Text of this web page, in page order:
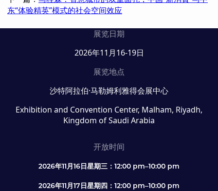
东“体验精英”模式的社会空间效应
展览日期
2026年11月16-19日
展览地点
沙特阿拉伯·马勒姆利雅得会展中心
Exhibition and Convention Center, Malham, Riyadh,
Kingdom of Saudi Arabia
开放时间
2026年11月16日星期三：12:00 pm–10:00 pm
2026年11月17日星期四：12:00 pm–10:00 pm